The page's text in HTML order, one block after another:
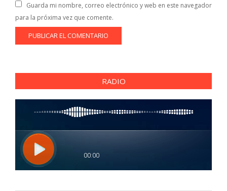
Guarda mi nombre, correo electrónico y web en este navegador
para la próxima vez que comente.
RADIO